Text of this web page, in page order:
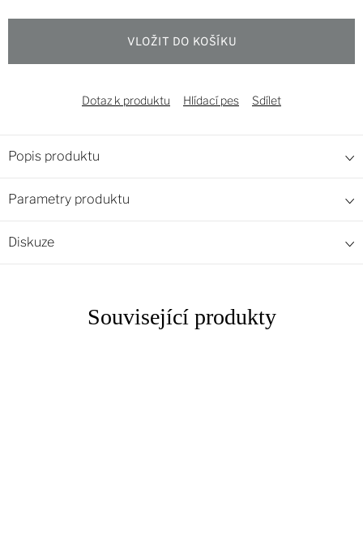
VLOŽIT DO KOŠÍKU
Dotaz k produktu Hlídací pes Sdílet
Popis produktu
Parametry produktu
Diskuze
Související produkty